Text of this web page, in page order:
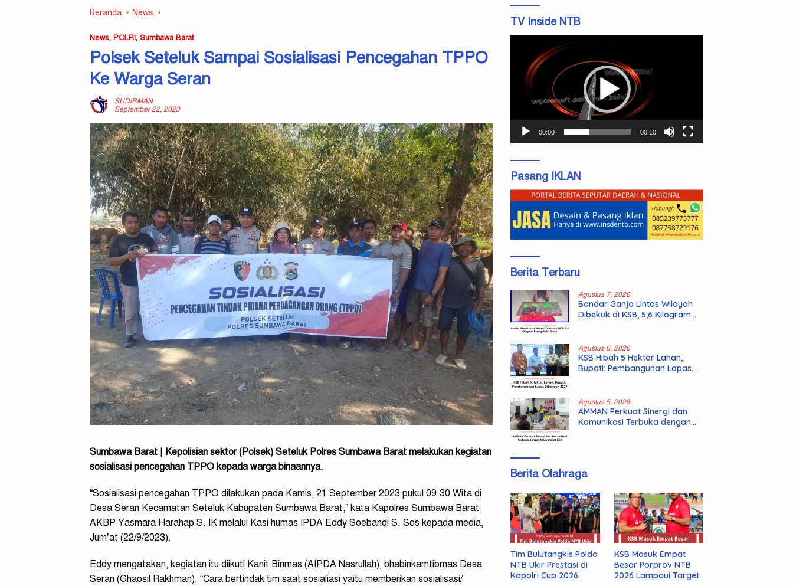
Beranda News
News, POLRI, Sumbawa Barat
Polsek Seteluk Sampai Sosialisasi Pencegahan TPPO
Ke Warga Seran
SUDIRMAN
September 22, 2023
Sumbawa Barat | Kepolisian sektor (Polsek) Seteluk Polres Sumbawa Barat melakukan kegiatan
sosialisasi pencegahan TPPO kepada warga binaannya.
“Sosialisasi pencegahan TPPO dilakukan pada Kamis, 21 September 2023 pukul 09.30 Wita di
Desa Seran Kecamatan Seteluk Kabupaten Sumbawa Barat,” kata Kapolres Sumbawa Barat
AKBP Yasmara Harahap S. IK melalui Kasi humas IPDA Eddy Soebandi S. Sos kepada media,
Jum’at (22/9/2023).
Eddy mengatakan, kegiatan itu diikuti Kanit Binmas (AIPDA Nasrullah), bhabinkamtibmas Desa
Seran (Ghaosil Rakhman). “Cara bertindak tim saat sosialiasi yaitu memberikan sosialisasi/
TV Inside NTB
00:00 00:10
Pasang IKLAN
Berita Terbaru
Agustus 7, 2026
Bandar Ganja Lintas Wilayah
Dibekuk di KSB, 5,6 Kilogram
Agustus 6, 2026
KSB Hibah 5 Hektar Lahan,
Bupati: Pembangunan Lapas
Agustus 5, 2026
AMMAN Perkuat Sinergi dan
Komunikasi Terbuka dengan
Berita Olahraga
Tim Bulutangkis Polda
NTB Ukir Prestasi di
Kapolri Cup 2026
KSB Masuk Empat
Besar Porprov NTB
2026 Lampaui Target